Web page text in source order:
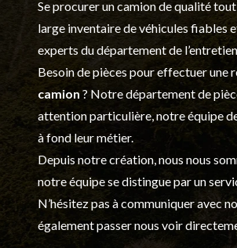
Se procurer un camion de qualité
large inventaire de véhicules fiables
experts du département de l’entretien
Besoin de pièces pour effectuer une
camion ? Notre département de
attention particulière, notre équipe
à fond leur métier.
Depuis notre création, nous nous
notre équipe se distingue par un
N’hésitez pas à communiquer avec
également passer nous voir